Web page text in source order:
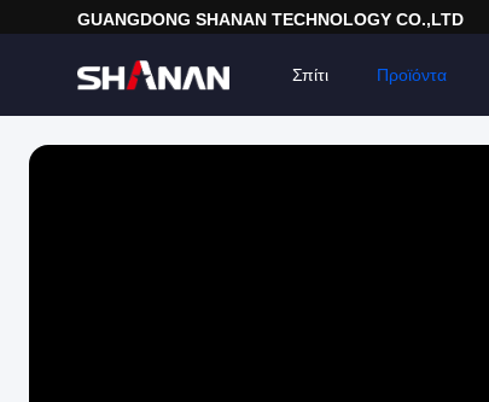
GUANGDONG SHANAN TECHNOLOGY CO.,LTD
Σπίτι Προϊόντα